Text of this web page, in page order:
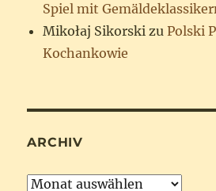
Spiel mit
Mikołaj Sikorski zuPolski
Kochankowie
ARCHIV
Archiv